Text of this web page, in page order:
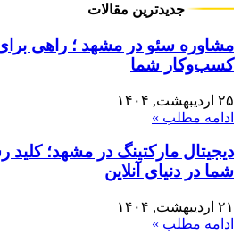
جدیدترین مقالات
مشاوره سئو در مشهد ؛ راهی
کسب‌وکار شما
۲۵ اردیبهشت, ۱۴۰۴
ادامه مطلب »
دیجیتال مارکتینگ در مشهد؛
شما در دنیای آنلاین
۲۱ اردیبهشت, ۱۴۰۴
ادامه مطلب »